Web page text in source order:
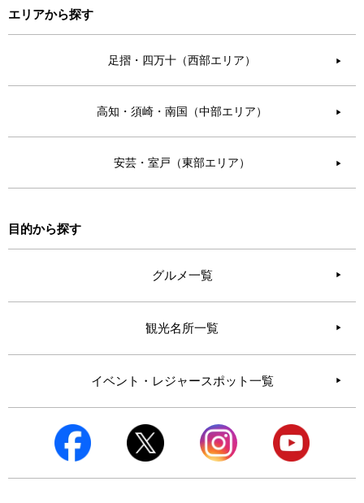
エリアから探す
足摺・四万十（西部エリア） ▶︎
高知・須崎・南国（中部エリア） ▶︎
安芸・室戸（東部エリア） ▶︎
目的から探す
グルメ一覧
観光名所一覧
イベント・レジャースポット一覧